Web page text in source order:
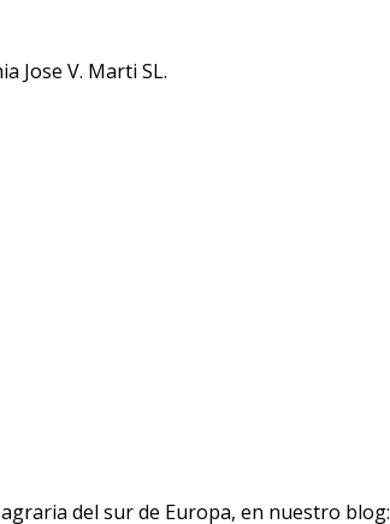
Jose V. Marti SL.
del sur de Europa, en nuestro blog: